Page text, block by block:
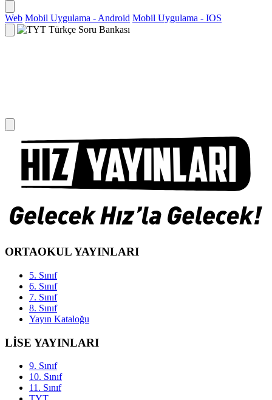
Web Mobil Uygulama - Android Mobil Uygulama - IOS
ORTAOKUL YAYINLARI
5. Sınıf
6. Sınıf
7. Sınıf
8. Sınıf
Yayın Kataloğu
LİSE YAYINLARI
9. Sınıf
10. Sınıf
11. Sınıf